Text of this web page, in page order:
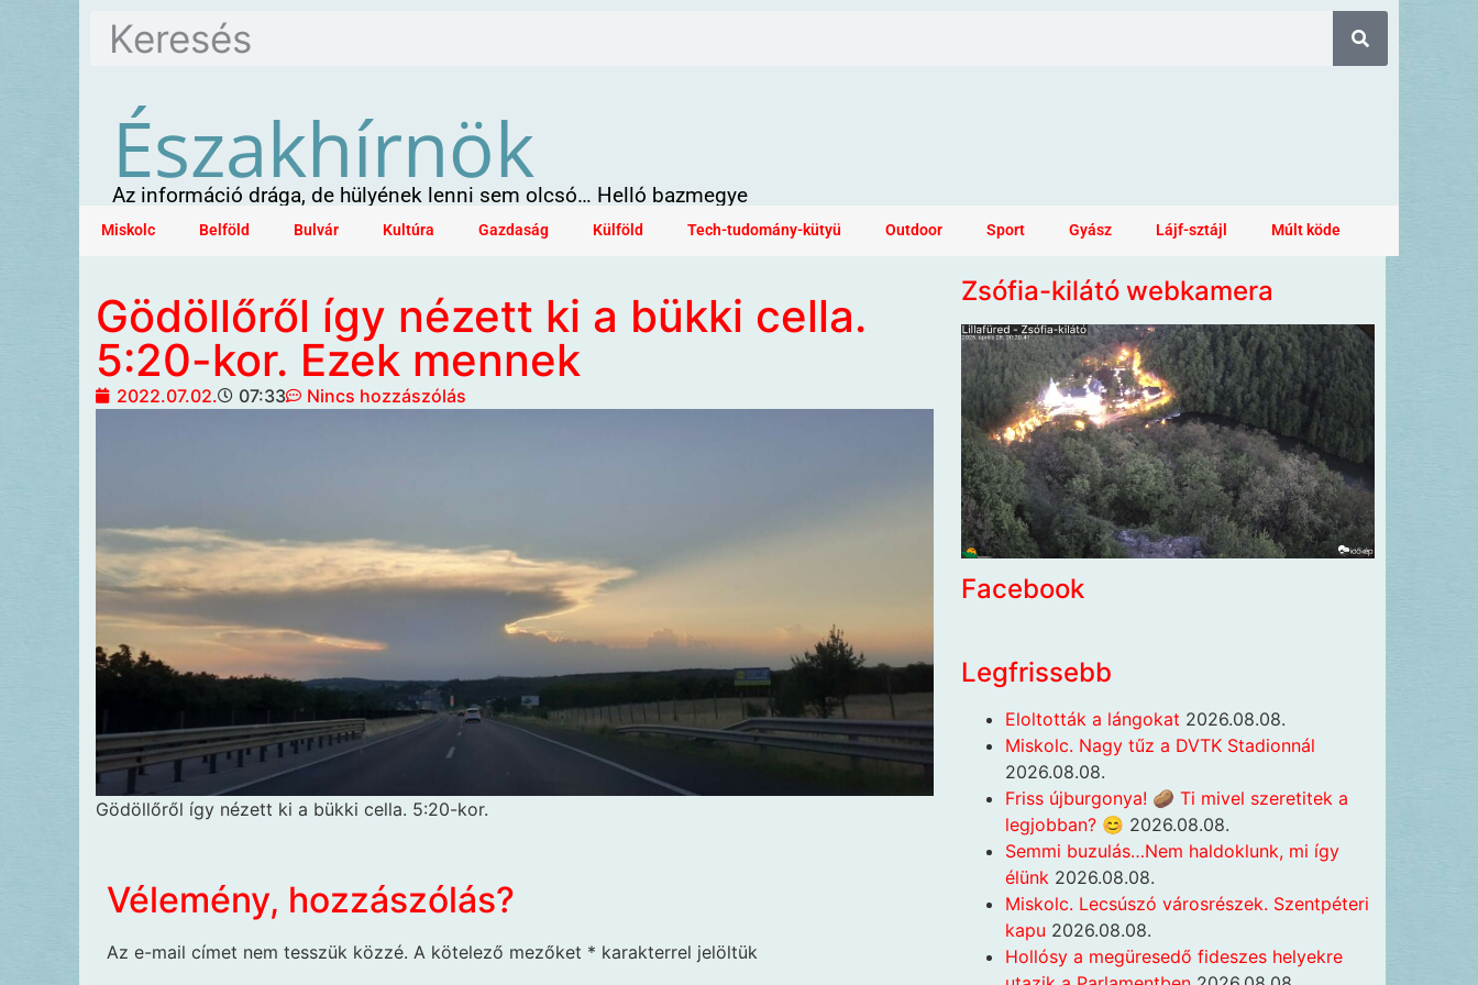
Északhírnök
Az információ drága, de hülyének lenni sem olcsó… Helló bazmegye
Miskolc Belföld Bulvár Kultúra Gazdaság Külföld Tech-tudomány-kütyü Outdoor Sport Gyász Lájf-sztájl Múlt köde
Gödöllőről így nézett ki a bükki cella.
5:20-kor. Ezek mennek
2022.07.02. 07:33 Nincs hozzászólás
Gödöllőről így nézett ki a bükki cella. 5:20-kor.
Vélemény, hozzászólás?
Az e-mail címet nem tesszük közzé. A kötelező mezőket * karakterrel jelöltük
Zsófia-kilátó webkamera
Facebook
Legfrissebb
Eloltották a lángokat 2026.08.08.
Miskolc. Nagy tűz a DVTK Stadionnál
2026.08.08.
Friss újburgonya! 🥔 Ti mivel szeretitek a
legjobban? 😊 2026.08.08.
Semmi buzulás…Nem haldoklunk, mi így
élünk 2026.08.08.
Miskolc. Lecsúszó városrészek. Szentpéteri
kapu 2026.08.08.
Hollósy a megüresedő fideszes helyekre